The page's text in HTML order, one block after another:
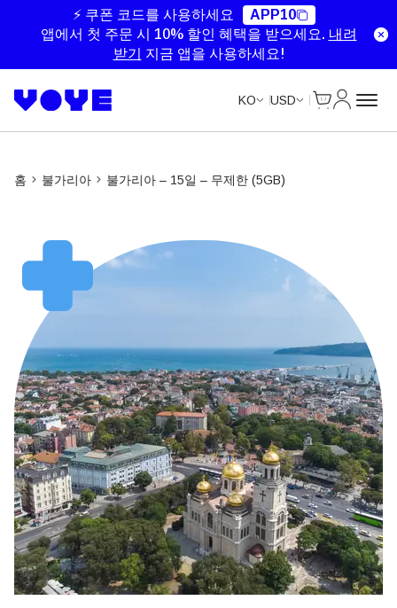
⚡ 쿠폰 코드를 사용하세요
APP10
앱에서 첫 주문 시 10% 할인 혜택을 받으세요. 내려
받기
지금 앱을 사용하세요!
KO USD
홈 불가리아 불가리아 – 15일 – 무제한 (5GB)
Unlimited Data
Unlimited Data
Unlimited Data
Unlimited Data